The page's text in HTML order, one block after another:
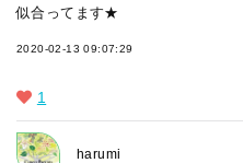
似合ってます★
2020-02-13 09:07:29
1
harumi